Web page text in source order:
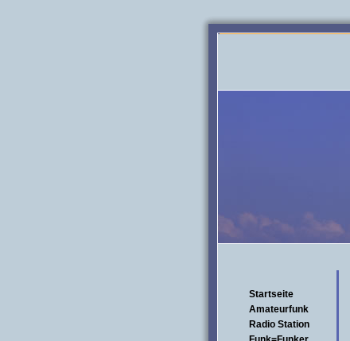
Startseite
Amateurfunk
Radio Station